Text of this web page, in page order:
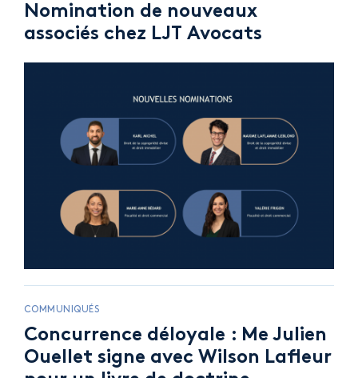
Nomination de nouveaux
associés chez LJT Avocats
COMMUNIQUÉS
Concurrence déloyale : Me Julien
Ouellet signe avec Wilson Lafleur